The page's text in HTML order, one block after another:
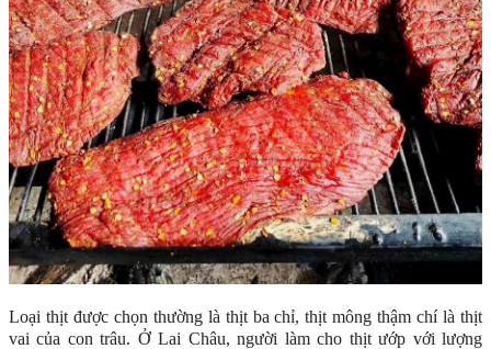
Loại thịt được chọn thường là thịt ba chỉ, thịt mông thậm chí là thịt
vai của con trâu. Ở Lai Châu, người làm cho thịt ướp với lượng